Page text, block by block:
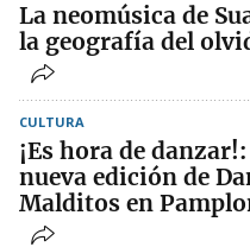
La neomúsica de
la geografía del
CULTURA
¡Es hora de
nueva edición de
Malditos en